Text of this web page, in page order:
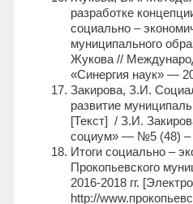
разработке
социально –
муниципального
Жукова //
«Синергия наук» —
Закирова, З.И.
развитие
[Текст] / З.И.
социум» — №5 (48) –
Итоги социально –
Прокопьевского
2016-2018 гг.
http://